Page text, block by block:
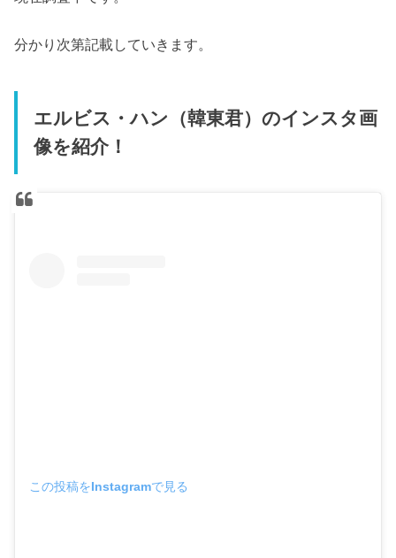
分かり次第記載していきます。
エルビス・ハン（韓東君）のインスタ画
像を紹介！
この投稿をInstagramで見る